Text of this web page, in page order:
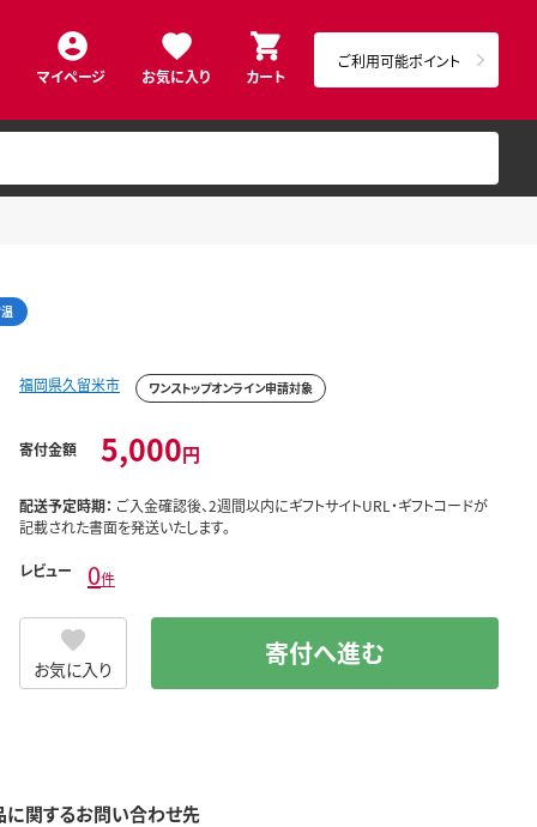
マイページ お気に入り カート
ご利用可能ポイント
福岡県久留米市 ワンストップオンライン申請対象
寄付金額 5,000円
配送予定時期： ご入金確認後、2週間以内にギフトサイトURL・ギフトコードが
記載された書面を発送いたします。
レビュー 0件
お気に入り 寄付へ進む
に関するお問い合わせ先